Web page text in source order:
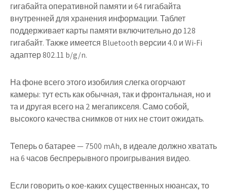
гигабайта оперативной памяти и 64 гигабайта
внутренней для хранения информации. Таблет
поддерживает карты памяти включительно до 128
гигабайт. Также имеется Bluetooth версии 4.0 и Wi-Fi
адаптер 802.11 b/g/n.
На фоне всего этого изобилия слегка огорчают
камеры: тут есть как обычная, так и фронтальная, но и
та и другая всего на 2 мегапикселя. Само собой,
высокого качества снимков от них не стоит ожидать.
Теперь о батарее — 7500 mAh, в идеале должно хватать
на 6 часов беспрерывного проигрывания видео.
Если говорить о кое-каких существенных нюансах, то